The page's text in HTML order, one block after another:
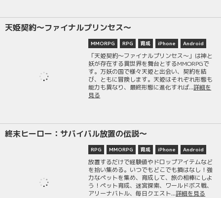
天姫契約～ファイナルプリンセス～
MMORPG RPG 育成 iPhone Android
「天姫契約～ファイナルプリンセス～」は神と
妖が存在する異世界を舞台とするMMORPGで
す。万妖の国で様々天姫と出会い、契約を結
び、ともに冒険します。天姫はそれぞれ形態も
能力も異なり、最終形態に進化すれば...詳細を
見る
終末ヒーロー：サバイバル放置の伝説〜
RPG MMORPG 育成 iPhone Android
放置するだけで経験値やドロップアイテムなど
を拾い集める。いつでもどこでも損はなし！強
力なペットを集め、育成して、旅の相棒にしよ
う！ペット育成、迷宮探索、ワールドボス戦、
アリーナバトル、毎日クエスト...詳細を見る